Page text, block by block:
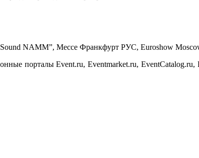
NAMM”, Мессе Франкфурт РУС, Euroshow
порталы Event.ru, Eventmarket.ru,